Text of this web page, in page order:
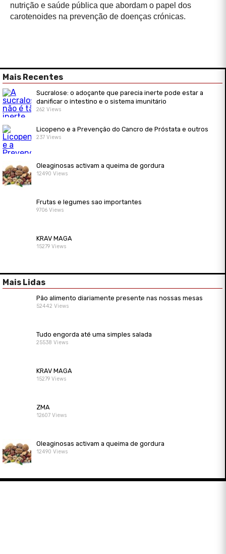
nutrição e saúde pública que abordam o papel dos
carotenoides na prevenção de doenças crónicas.
Mais Recentes
Sucralose: o adoçante que parecia inerte pode estar a
danificar o intestino e o sistema imunitário
262 Views
Licopeno e a Prevenção do Cancro de Próstata e outros
237 Views
Oleaginosas activam a queima de gordura
12490 Views
Frutas e legumes sao importantes
9706 Views
KRAV MAGA
15279 Views
Mais Lidas
Pão alimento diariamente presente nas nossas mesas
52442 Views
Tudo engorda até uma simples salada
25538 Views
KRAV MAGA
15279 Views
ZMA
12607 Views
Oleaginosas activam a queima de gordura
12490 Views